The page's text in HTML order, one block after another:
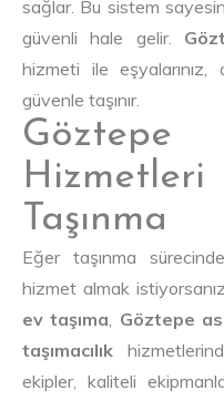
sağlar. Bu sistem
güvenli hale gelir.
hizmeti ile eşyalarınız,
güvenle taşınır.
Taşınma
Eğer taşınma
hizmet almak
ev taşıma Göztepe
taşımacılık
ekipler, kaliteli